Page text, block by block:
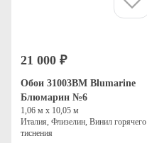
21 000 ₽
Обои 31003BM Blumarine
Блюмарин №6
1,06 м х 10,05 м
Италия, Флизелин, Винил горячего
тиснения